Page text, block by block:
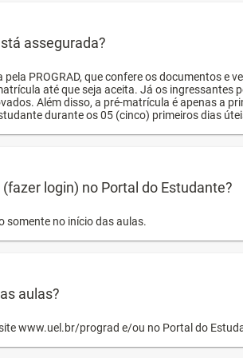
assegurada?
PROGRAD, que confere os documentos e
até que seja aceita. Já os
Além disso, a pré-matrícula é apenas a
durante os 05 (cinco) primeiros dias
login) no Portal do Estudante?
somente no início das aulas.
aulas?
www.uel.br/prograd e/ou no Portal do